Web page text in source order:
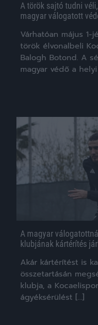
A török sajtó tudni
magyar válogatott
Várhatóan május 1-
török élvonalbeli
Balogh Botond. A
magyar védő a
A magyar
klubjának kártérítés
Akár kártérítést is
összetartásán
klubja, a
ágyéksérülést […]